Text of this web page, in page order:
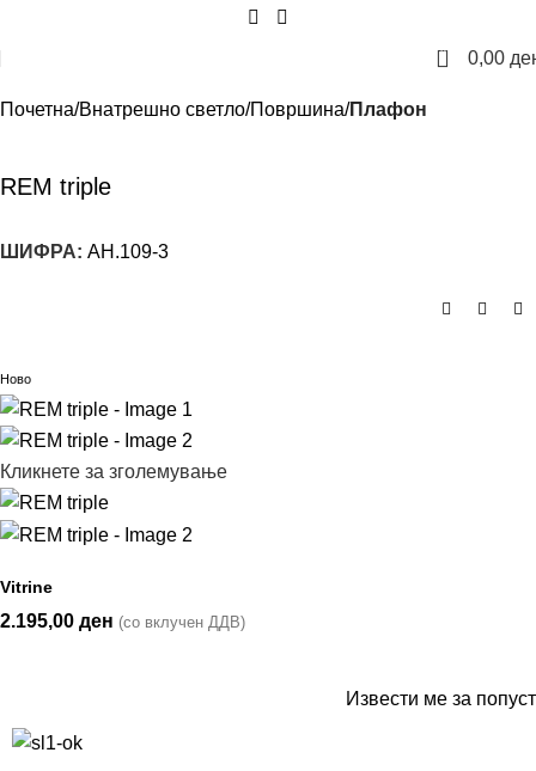
0 0,00
Почетна Внатрешно светло Површина Плафон
REM triple
ШИФРА: AH.109-3
Ново
Кликнете за зголемување
Vitrine
2.195,00 ден (со вклучен ДДВ)
Извести ме за попуст